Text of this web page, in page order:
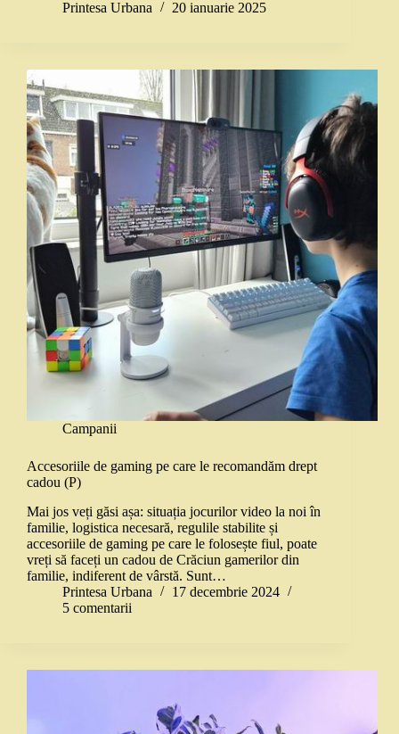
Printesa Urbana 20 ianuarie 2025
Campanii
Accesoriile de gaming pe care le recomandăm drept
cadou (P)
Mai jos veți găsi așa: situația jocurilor video la noi în
familie, logistica necesară, regulile stabilite și
accesoriile de gaming pe care le folosește fiul, poate
vreți să faceți un cadou de Crăciun gamerilor din
familie, indiferent de vârstă. Sunt…
Printesa Urbana
17 decembrie 2024
5 comentarii